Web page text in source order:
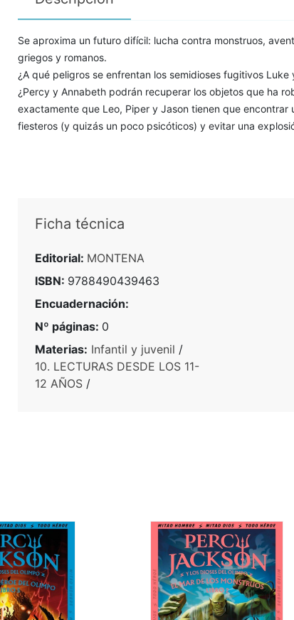
Se aproxima un futuro difícil: lucha contra monstruos,
griegos y romanos.
¿A qué peligros se enfrentan los semidioses fugitivos
¿Percy y Annabeth podrán recuperar los objetos que ha
exactamente que Leo, Piper y Jason tienen que
fiesteros (y quizás un poco psicóticos) y evitar una
Ficha técnica
Editorial: MONTENA
ISBN: 9788490439463
Encuadernación:
Nº páginas: 0
Materias: Infantil y juvenil /
10. LECTURAS DESDE LOS 11-
12 AÑOS/